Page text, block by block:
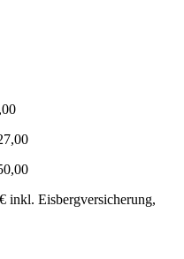
inkl. Eisbergversicherung,